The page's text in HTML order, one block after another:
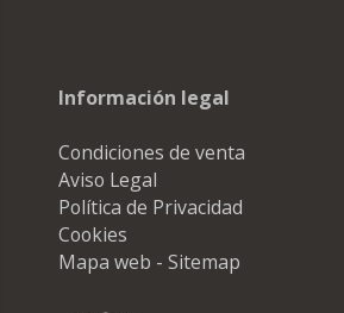
Información legal
Condiciones de venta
Aviso Legal
Política de Privacidad
Cookies
Mapa web - Sitemap